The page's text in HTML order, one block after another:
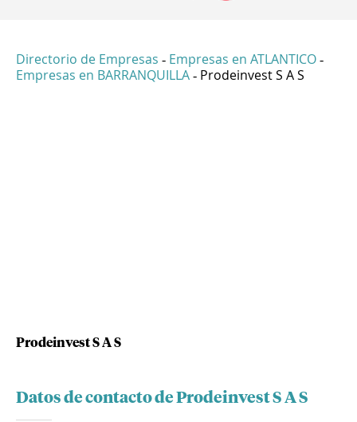
Directorio de Empresas - Empresas en ATLANTICO -
Empresas en BARRANQUILLA - Prodeinvest S A S
Prodeinvest S A S
Datos de contacto de Prodeinvest S A S